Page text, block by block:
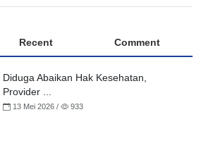
Recent Comment
Diduga Abaikan Hak Kesehatan,
Provider ...
13 Mei 2026 / 933